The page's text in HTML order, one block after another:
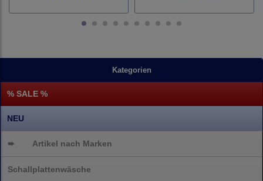
Kategorien
% SALE %
NEU
➨ Artikel nach Marken
Schallplattenwäsche